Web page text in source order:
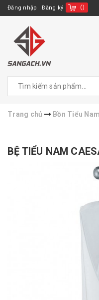
Đăng nhập Đăng ký ()
Trang chủ Bồn Tiểu
BỆ TIỂU NAM